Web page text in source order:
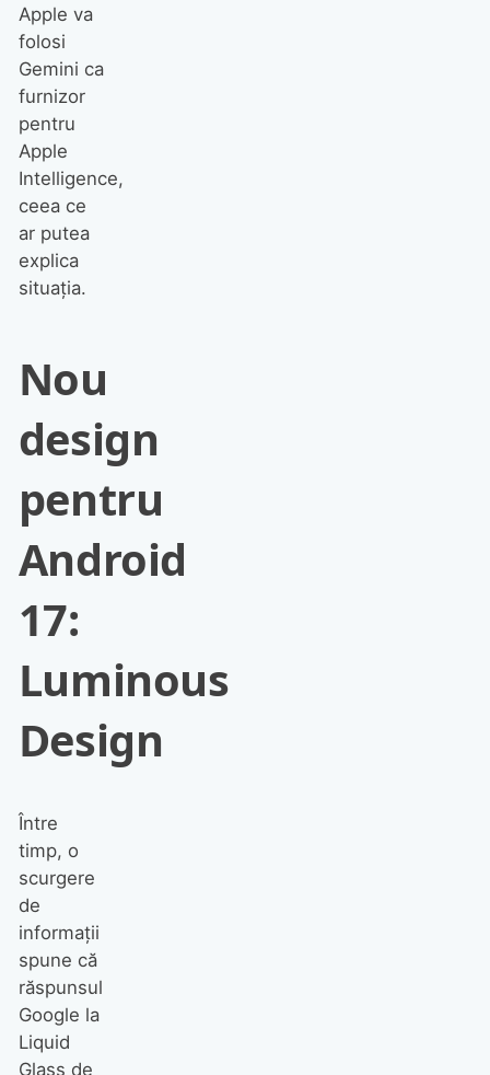
Apple va
folosi
Gemini ca
furnizor
pentru
Apple
Intelligence,
ceea ce
ar putea
explica
situația.
Nou
design
pentru
Android
17:
Luminous
Design
Între
timp, o
scurgere
de
informații
spune că
răspunsul
Google la
Liquid
Glass de